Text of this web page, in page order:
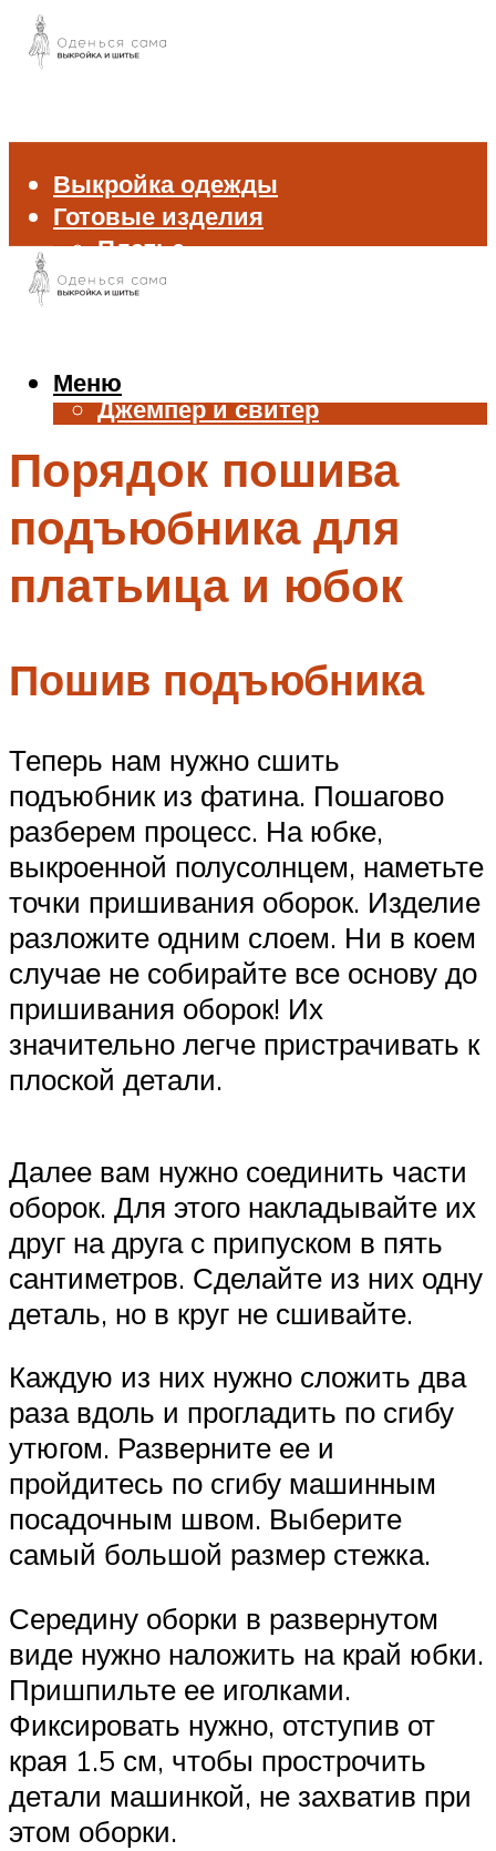
Выкройка одежды
Готовые изделия
Платье
Брюки
Жилет
Джемпер и свитер
Аксессуары
Меню
Меню
Порядок пошива
подъюбника для
платьица и юбок
Пошив подъюбника
Теперь нам нужно сшить
подъюбник из фатина. Пошагово
разберем процесс. На юбке,
выкроенной полусолнцем, наметьте
точки пришивания оборок. Изделие
разложите одним слоем. Ни в коем
случае не собирайте все основу до
пришивания оборок! Их
значительно легче пристрачивать к
плоской детали.
Далее вам нужно соединить части
оборок. Для этого накладывайте их
друг на друга с припуском в пять
сантиметров. Сделайте из них одну
деталь, но в круг не сшивайте.
Каждую из них нужно сложить два
раза вдоль и прогладить по сгибу
утюгом. Разверните ее и
пройдитесь по сгибу машинным
посадочным швом. Выберите
самый большой размер стежка.
Середину оборки в развернутом
виде нужно наложить на край юбки.
Пришпильте ее иголками.
Фиксировать нужно, отступив от
края 1.5 см, чтобы прострочить
детали машинкой, не захватив при
этом оборки.